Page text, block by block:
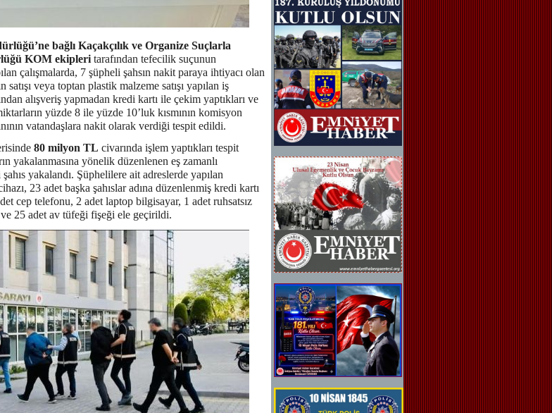
bağlı Kaçakçılık ve Organize Suçlarla
KOM ekipleri tarafından tefecilik suçunun
çalışmalarda, 7 şüpheli şahsın nakit paraya ihtiyacı olan
satışı veya toptan plastik malzeme satışı yapılan iş
alışveriş yapmadan kredi kartı ile çekim yaptıkları ve
yüzde 8 ile yüzde 10’luk kısmının komisyon
vatandaşlara nakit olarak verdiği tespit edildi.
80 milyon TL civarında işlem yaptıkları tespit
yakalanmasına yönelik düzenlenen eş zamanlı
yakalandı. Şüphelilere ait adreslerde yapılan
23 adet başka şahıslar adına düzenlenmiş kredi kartı
cep telefonu, 2 adet laptop bilgisayar, 1 adet ruhsatsız
25 adet av tüfeği fişeği ele geçirildi.